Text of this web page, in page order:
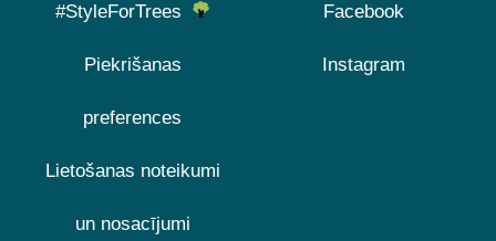
#StyleForTrees
Piekrišanas
preferences
Lietošanas noteikumi
un nosacījumi
Facebook
Instagram